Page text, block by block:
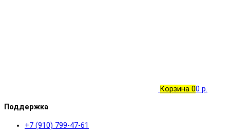
Корзина 00 р.
Поддержка
+7 (910) 799-47-61